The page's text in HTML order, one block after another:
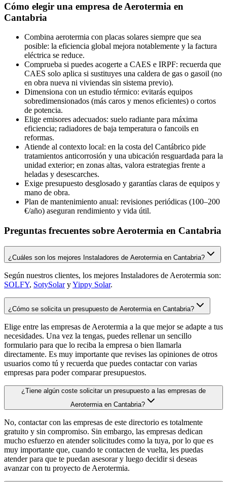
Cómo elegir una empresa de Aerotermia en
Cantabria
Combina aerotermia con placas solares siempre que sea
posible: la eficiencia global mejora notablemente y la factura
eléctrica se reduce.
Comprueba si puedes acogerte a CAES e IRPF: recuerda que
CAES solo aplica si sustituyes una caldera de gas o gasoil (no
en obra nueva ni viviendas sin sistema previo).
Dimensiona con un estudio térmico: evitarás equipos
sobredimensionados (más caros y menos eficientes) o cortos
de potencia.
Elige emisores adecuados: suelo radiante para máxima
eficiencia; radiadores de baja temperatura o fancoils en
reformas.
Atiende al contexto local: en la costa del Cantábrico pide
tratamientos anticorrosión y una ubicación resguardada para la
unidad exterior; en zonas altas, valora estrategias frente a
heladas y desescarches.
Exige presupuesto desglosado y garantías claras de equipos y
mano de obra.
Plan de mantenimiento anual: revisiones periódicas (100–200
€/año) aseguran rendimiento y vida útil.
Preguntas frecuentes sobre Aerotermia en Cantabria
¿Cuáles son los mejores Instaladores de Aerotermia en Cantabria?
Según nuestros clientes, los mejores Instaladores de Aerotermia son:
SOLFY, SotySolaryYippy Solar.
¿Cómo se solicita un presupuesto de Aerotermia en Cantabria?
Elige entre las empresas de Aerotermia a la que mejor se adapte a tus
necesidades. Una vez la tengas, puedes rellenar un sencillo
formulario para que lo reciba la empresa o bien llamarla
directamente. Es muy importante que revises las opiniones de otros
usuarios como tú y recuerda que puedes contactar con varias
empresas para poder comparar presupuestos.
¿Tiene algún coste solicitar un presupuesto a las empresas de
Aerotermia en Cantabria?
No, contactar con las empresas de este directorio es totalmente
gratuito y sin compromiso. Sin embargo, las empresas dedican
mucho esfuerzo en atender solicitudes como la tuya, por lo que es
muy importante que, cuando te contacten de vuelta, les puedas
atender para que te puedan asesorar y luego decidir si deseas
avanzar con tu proyecto de Aerotermia.